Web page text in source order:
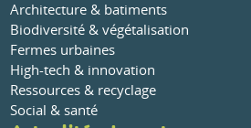
Architecture & batiments
Biodiversité & végétalisation
Fermes urbaines
High-tech & innovation
Ressources & recyclage
Social & santé